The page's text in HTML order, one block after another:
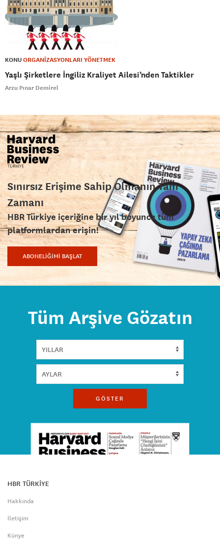
KONUORGANİZASYONLARI YÖNETMEK
Yaşlı Şirketlere İngiliz Kraliyet Ailesi’nden Taktikler
Arzu Pınar Demirel
Sınırsız Erişime Sahip Olmanın Tam
Zamanı
HBR Türkiye içeriğine bir yıl boyunca tüm
platformlardan erişin!
ABONELİĞİMİ BAŞLAT
Tüm Arşive Gözatın
GÖSTER
HBR TÜRKİYE
Hakkında
İletişim
Künye